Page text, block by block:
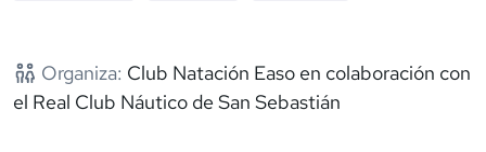
Organiza: Club Natación Easo en colaboración con
el Real Club Náutico de San Sebastián